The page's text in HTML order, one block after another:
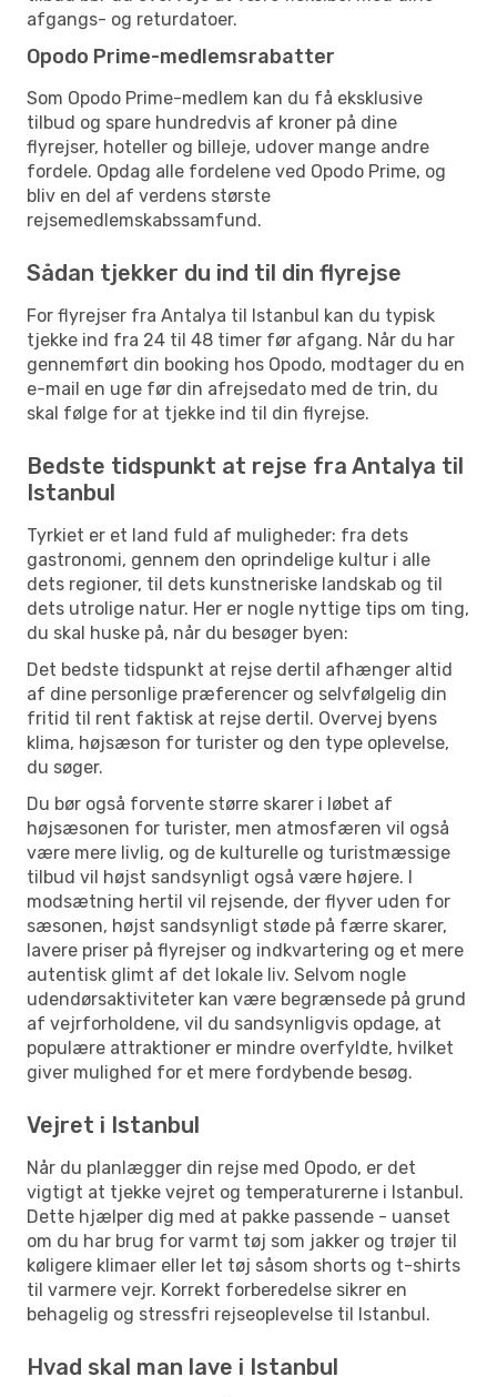
afgangs- og returdatoer.
Opodo Prime-medlemsrabatter
Som Opodo Prime-medlem kan du få eksklusive
tilbud og spare hundredvis af kroner på dine
flyrejser, hoteller og billeje, udover mange andre
fordele. Opdag alle fordelene ved Opodo Prime, og
bliv en del af verdens største
rejsemedlemskabssamfund.
Sådan tjekker du ind til din flyrejse
For flyrejser fra Antalya til Istanbul kan du typisk
tjekke ind fra 24 til 48 timer før afgang. Når du har
gennemført din booking hos Opodo, modtager du en
e-mail en uge før din afrejsedato med de trin, du
skal følge for at tjekke ind til din flyrejse.
Bedste tidspunkt at rejse fra Antalya til
Istanbul
Tyrkiet er et land fuld af muligheder: fra dets
gastronomi, gennem den oprindelige kultur i alle
dets regioner, til dets kunstneriske landskab og til
dets utrolige natur. Her er nogle nyttige tips om ting,
du skal huske på, når du besøger byen:
Det bedste tidspunkt at rejse dertil afhænger altid
af dine personlige præferencer og selvfølgelig din
fritid til rent faktisk at rejse dertil. Overvej byens
klima, højsæson for turister og den type oplevelse,
du søger.
Du bør også forvente større skarer i løbet af
højsæsonen for turister, men atmosfæren vil også
være mere livlig, og de kulturelle og turistmæssige
tilbud vil højst sandsynligt også være højere. I
modsætning hertil vil rejsende, der flyver uden for
sæsonen, højst sandsynligt støde på færre skarer,
lavere priser på flyrejser og indkvartering og et mere
autentisk glimt af det lokale liv. Selvom nogle
udendørsaktiviteter kan være begrænsede på grund
af vejrforholdene, vil du sandsynligvis opdage, at
populære attraktioner er mindre overfyldte, hvilket
giver mulighed for et mere fordybende besøg.
Vejret i Istanbul
Når du planlægger din rejse med Opodo, er det
vigtigt at tjekke vejret og temperaturerne i Istanbul.
Dette hjælper dig med at pakke passende - uanset
om du har brug for varmt tøj som jakker og trøjer til
køligere klimaer eller let tøj såsom shorts og t-shirts
til varmere vejr. Korrekt forberedelse sikrer en
behagelig og stressfri rejseoplevelse til Istanbul.
Hvad skal man lave i Istanbul